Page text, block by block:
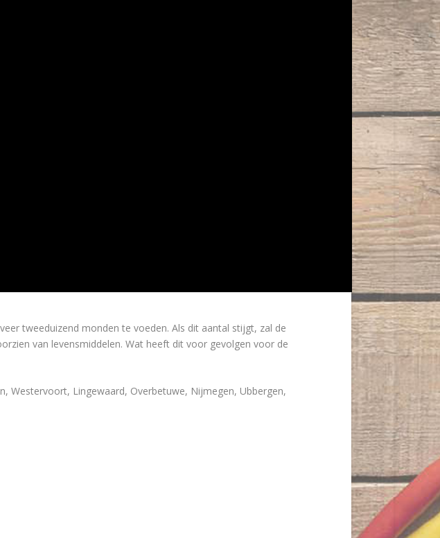
tweeduizend monden te voeden. Als dit aantal stijgt, zal de
van levensmiddelen. Wat heeft dit voor gevolgen voor de
Westervoort, Lingewaard, Overbetuwe, Nijmegen, Ubbergen,